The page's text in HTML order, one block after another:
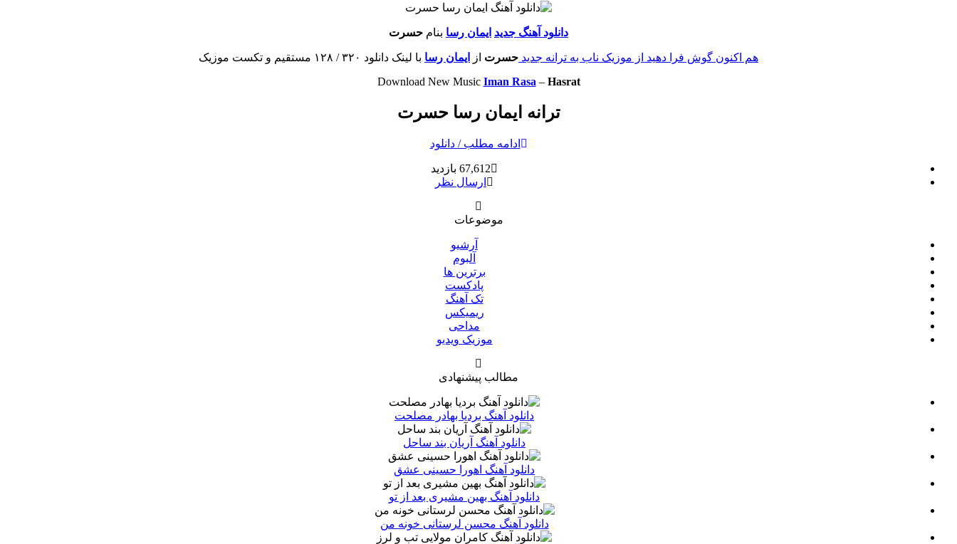
دانلود آهنگ جدید ایمان رسا بنام حسرت
هم اکنون گوش فرا دهید از موزیک ناب به ترانه جدید حسرت از ایمان رسا با لینک دانلود ۳۲۰ / ۱۲۸ مستقیم و تکست موزیک
Download New Music Iman Rasa– Hasrat
ترانه ایمان رسا حسرت
ادامه مطلب / دانلود
67,612 بازدید
ارسال نظر
موضوعات
آرشیو
آلبوم
برترین ها
پادکست
تک آهنگ
ریمیکس
مداحی
موزیک ویدیو
مطالب پیشنهادی
دانلود آهنگ بردیا بهادر مصلحت
دانلود آهنگ آریان بند ساحل
دانلود آهنگ اهورا حسینی عشق
دانلود آهنگ بهین مشیری بعد از تو
دانلود آهنگ محسن لرستانی خونه من